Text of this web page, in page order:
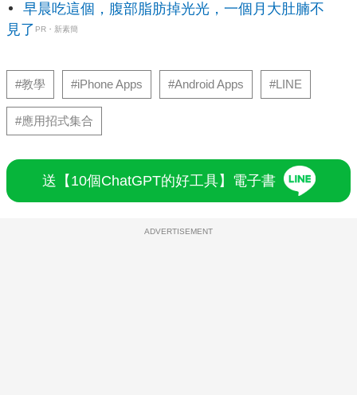
早晨吃這個，腹部脂肪掉光光，一個月大肚腩不
見了 PR・新素簡
#教學 #iPhone Apps #Android Apps #LINE
#應用招式集合
送【10個ChatGPT的好工具】電子書
ADVERTISEMENT